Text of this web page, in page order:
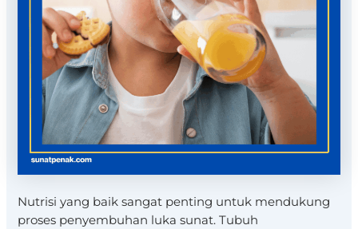
Nutrisi yang baik sangat penting untuk mendukung
proses penyembuhan luka sunat. Tubuh